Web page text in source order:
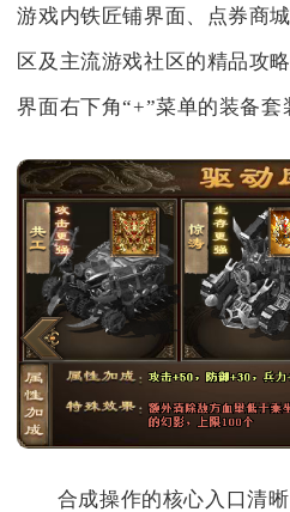
游戏内铁匠铺界面、点券商
区及主流游戏社区的精品攻
界面右下角“+”菜单的装备套
合成操作的核心入口清